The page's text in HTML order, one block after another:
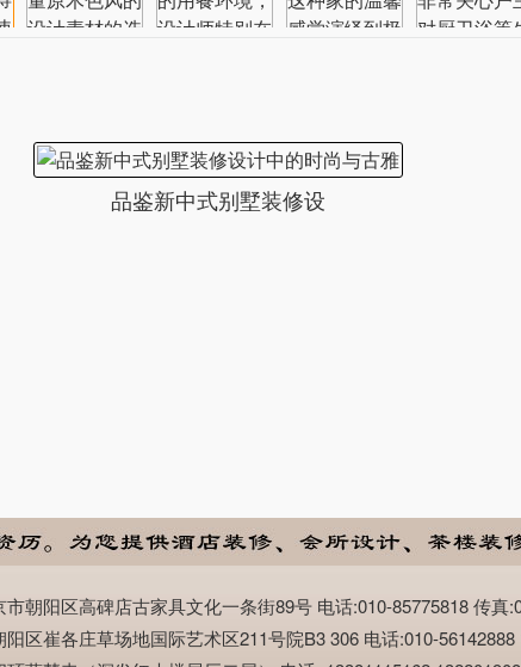
品鉴新中式别墅装修设
朝阳区高碑店古家具文化一条街89号 电话:010-85775818 传真
区崔各庄草场地国际艺术区211号院B3 306 电话:010-56142888